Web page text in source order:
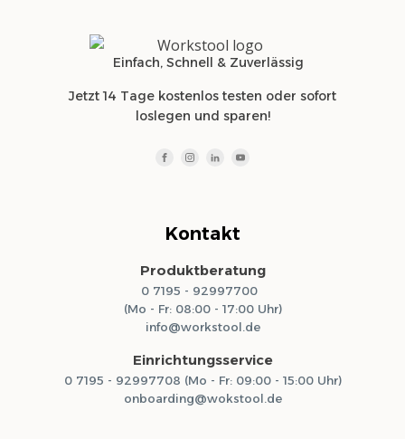
Einfach, Schnell & Zuverlässig
Jetzt 14 Tage kostenlos testen oder sofort
loslegen und sparen!
Kontakt
Produktberatung
0 7195 - 92997700
(Mo - Fr: 08:00 - 17:00 Uhr)
info@workstool.de
Einrichtungsservice
0 7195 - 92997708 (Mo - Fr: 09:00 - 15:00 Uhr)
onboarding@wokstool.de